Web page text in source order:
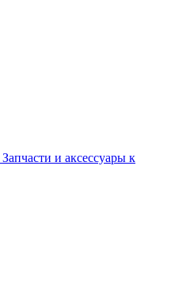
Запчасти и аксессуары к